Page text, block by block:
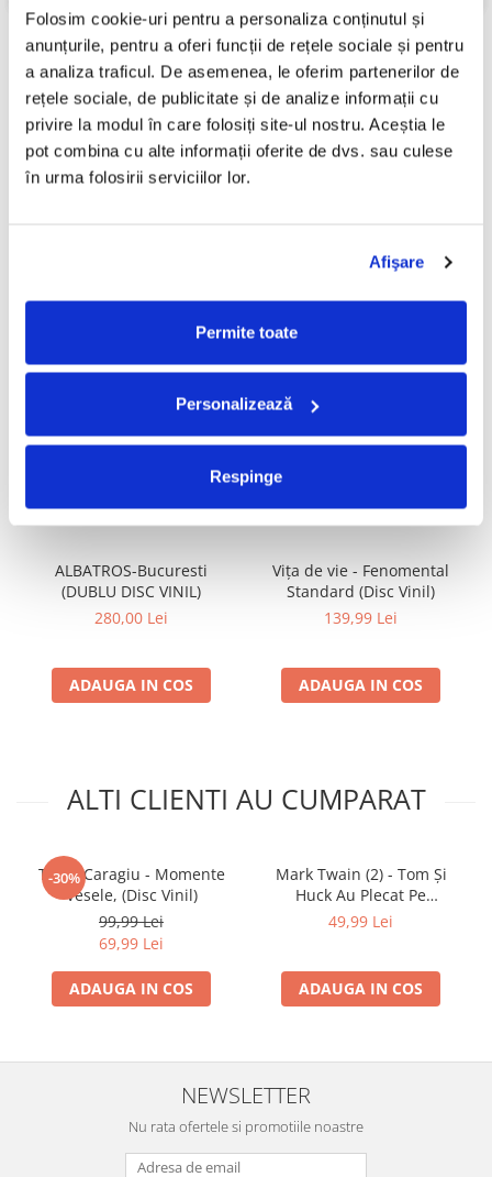
Folosim cookie-uri pentru a personaliza conținutul și
anunțurile, pentru a oferi funcții de rețele sociale și pentru
a analiza traficul. De asemenea, le oferim partenerilor de
rețele sociale, de publicitate și de analize informații cu
privire la modul în care folosiți site-ul nostru. Aceștia le
pot combina cu alte informații oferite de dvs. sau culese
în urma folosirii serviciilor lor.
Afişare
Permite toate
Personalizează
Respinge
Review-uri (0)
PRODUSE ALTERNATIVE
69,99 Lei
Vinil)
49,99 Lei
34,99 Lei
FRECVENT CUMPARATE
IMPREUNA
ALBATROS-Bucuresti
(DUBLU DISC VINIL)
280,00 Lei
ADAUGA IN COS
Vița de vie - Fenomental
Standard (Disc Vinil)
139,99 Lei
ADAUGA IN COS
ALTI CLIENTI AU CUMPARAT
-30%
Toma Caragiu - Momente
Vesele, (Disc Vinil)
99,99 Lei
69,99 Lei
ADAUGA IN COS
Mark Twain (2) - Tom Și
Huck Au Plecat Pe
Mississippi (Aventurile Lui
49,99 Lei
ADAUGA IN COS
NEWSLETTER
Nu rata ofertele si promotiile noastre